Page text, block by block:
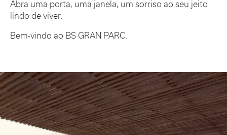
Abra uma porta, uma janela, um sorriso ao seu jeito
lindo de viver.
Bem-vindo ao BS GRAN PARC.